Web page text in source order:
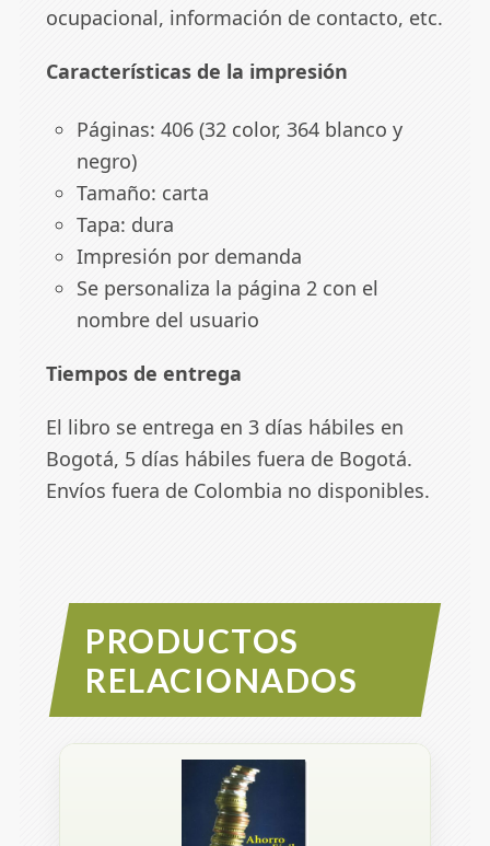
ocupacional, información de contacto, etc.
Características de la impresión
Páginas: 406 (32 color, 364 blanco y
negro)
Tamaño: carta
Tapa: dura
Impresión por demanda
Se personaliza la página 2 con el
nombre del usuario
Tiempos de entrega
El libro se entrega en 3 días hábiles en
Bogotá, 5 días hábiles fuera de Bogotá.
Envíos fuera de Colombia no disponibles.
PRODUCTOS
RELACIONADOS